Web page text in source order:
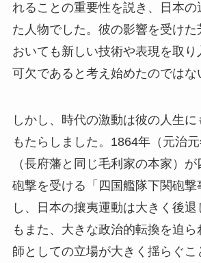
れることの重要性を説き、日本の
た人物でした。彼の影響を受けた
おいても新しい技術や表現を取り
可欠であると考え始めたのではな
しかし、時代の激動は彼の人生
もたらしました。1864年（元治
（長府藩と同じ毛利家の本家）
砲撃を受ける「四国艦隊下関砲撃
し、日本の攘夷運動は大きく後
もまた、大きな政治的転換を迫
師としての立場が大きく揺らぐ